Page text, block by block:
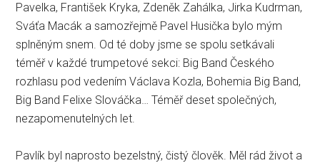
Pavelka, František Kryka, Zdeněk Zahálka, Jirka Kudrman,
Sváťa Macák a samozřejmě Pavel Husička bylo mým
splněným snem. Od té doby jsme se spolu setkávali
téměř v každé trumpetové sekci: Big Band Českého
rozhlasu pod vedením Václava Kozla, Bohemia Big Band,
Big Band Felixe Slováčka… Téměř deset společných,
nezapomenutelných let.
Pavlík byl naprosto bezelstný, čistý člověk. Měl rád život a